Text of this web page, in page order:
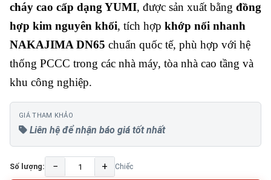
cháy cao cấp dạng YUMI, được sản xuất bằng đồng
hợp kim nguyên khối, tích hợp khớp nối nhanh
NAKAJIMA DN65 chuẩn quốc tế, phù hợp với hệ
thống PCCC trong các nhà máy, tòa nhà cao tầng và
khu công nghiệp.
GIÁ THAM KHẢO
Liên hệ để nhận báo giá tốt nhất
Số lượng: − + Chiếc